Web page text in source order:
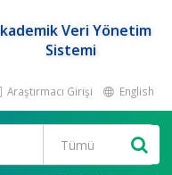
Veri Yönetim
Sistemi
Araştırmacı Girişi English